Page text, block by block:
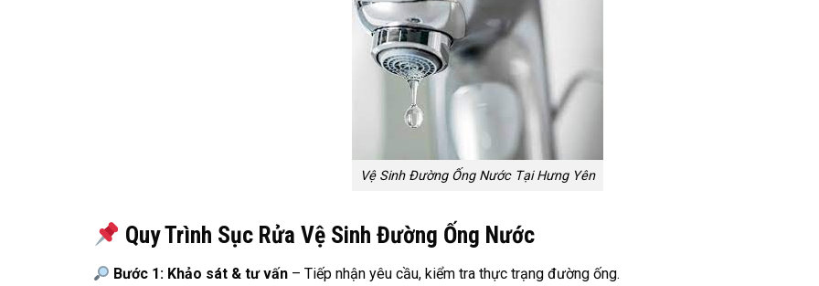
Vệ Sinh Đường Ống Nước Tại Hưng Yên
Quy Trình Sục Rửa Vệ Sinh Đường Ống Nước
Bước 1: Khảo sát & tư vấn – Tiếp nhận yêu cầu, kiểm tra thực trạng đường ống.